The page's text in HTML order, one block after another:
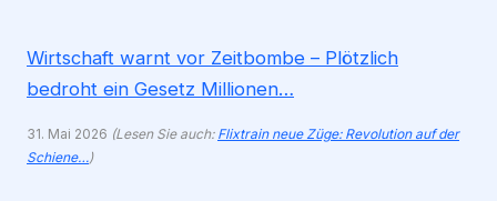
Wirtschaft warnt vor Zeitbombe – Plötzlich
bedroht ein Gesetz Millionen…
31. Mai 2026 (Lesen Sie auch: Flixtrain neue Züge: Revolution auf der
Schiene…)